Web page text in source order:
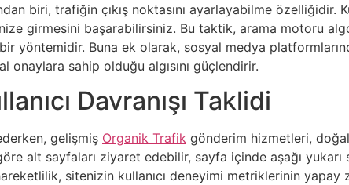
biri, trafiğin çıkış noktasını ayarlayabilme özelliğidir.
girmesini başarabilirsiniz. Bu taktik, arama motoru
yöntemidir. Buna ek olarak, sosyal medya
sahip olduğu algısını güçlendirir.
Davranışı Taklidi
gelişmiş Organik Trafik gönderim hizmetleri, doğal
alt sayfaları ziyaret edebilir, sayfa içinde aşağı
sitenizin kullanıcı deneyimi metriklerinin yapay